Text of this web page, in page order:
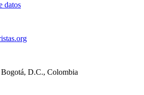
datos
D.C., Colombia